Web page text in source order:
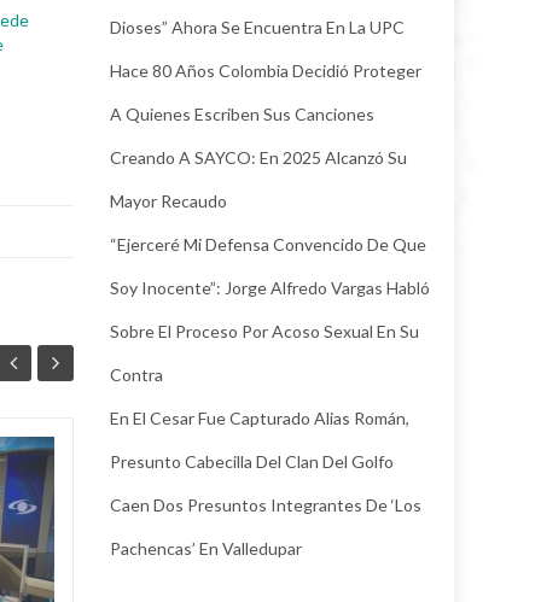
¿Hubo
contrataciones en el
Hospital Rosario
Dioses” Ahora Se Encuentra En La UPC
Hace 80 Años Colombia Decidió Proteger
A Quienes Escriben Sus Canciones
Creando A SAYCO: En 2025 Alcanzó Su
Mayor Recaudo
“Ejerceré Mi Defensa Convencido De Que
Soy Inocente”: Jorge Alfredo Vargas Habló
Sobre El Proceso Por Acoso Sexual En Su
Contra
En El Cesar Fue Capturado Alias Román,
Presunto Cabecilla Del Clan Del Golfo
Caen Dos Presuntos Integrantes De ‘Los
Pachencas’ En Valledupar